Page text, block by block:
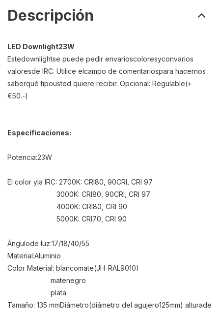
Descripción
LED Downlight23W
Estedownlightse puede pedir envarioscoloresyconvarios
valoresde IRC. Utilice elcampo de comentariospara hacernos
saberqué tipousted quiere recibir. Opcional: Regulable(+
€50.-)
Especificaciones:
Potencia:23W
El color yla IRC: 2700K: CRI80 90CRI , CRI 97
3000K: CRI80 90CRI , CRI 97
4000K: CRI80 , CRI 90
5000K: CRI70 , CRI 90
Ángulode luz:17/18/40/55
Material:Aluminio
Color Material: blancomate(JH-RAL9010)
matenegro
plata
Tamaño: 135 mmDiámetro(diámetro del agujero125mm) alturade